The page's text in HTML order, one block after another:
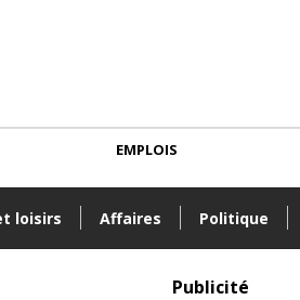
loisirs Affaires Politique
EMPLOIS
Publicité